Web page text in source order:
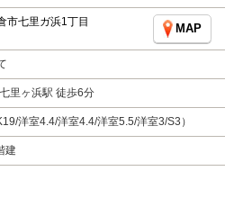
市七里ガ浜1丁目
MAP
里ヶ浜駅 徒歩6分
洋室4.4/洋室4.4/洋室5.5/洋室3/S3）
建